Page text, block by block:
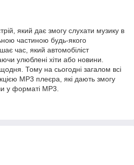
який дає змогу слухати музику в
частиною будь-якого
час, який автомобіліст
улюблені хіти або новини.
Тому на сьогодні загалом всі
MP3 плеєра, які дають змогу
у форматі MP3.